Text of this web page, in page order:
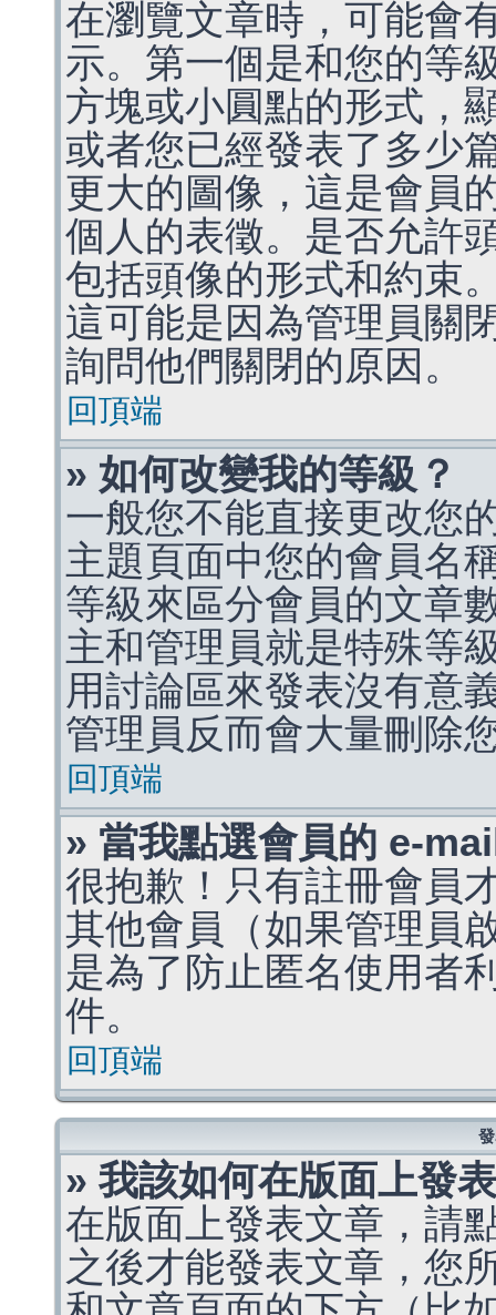
在瀏覽文章時，可能會
示。第一個是和您的等
方塊或小圓點的形式，
或者您已經發表了多少
更大的圖像，這是會員
個人的表徵。是否允許
包括頭像的形式和約束
這可能是因為管理員關
詢問他們關閉的原因。
回頂端
» 如何改變我的等級？
一般您不能直接更改您
主題頁面中您的會員名
等級來區分會員的文章
主和管理員就是特殊等
用討論區來發表沒有意
管理員反而會大量刪除
回頂端
» 當我點選會員的 e-
很抱歉！只有註冊會員
其他會員（如果管理員
是為了防止匿名使用者
件。
回頂端
» 我該如何在版面上發
在版面上發表文章，請
之後才能發表文章，您